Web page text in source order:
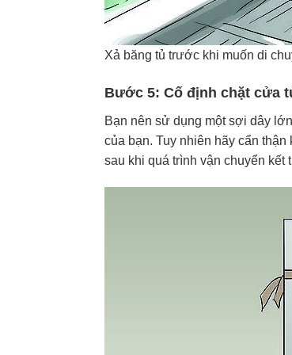
Xả băng tủ trước khi muốn di
Bước 5: Cố định chặt cửa
Bạn nên sử dụng một sợi dây
của bạn. Tuy nhiên hãy cẩn
sau khi quá trình vận chuyển kết